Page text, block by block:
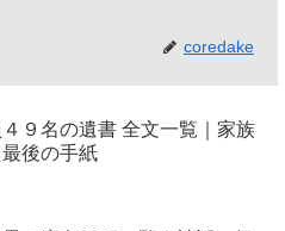
coredake
９名の遺書 全文一覧｜家族
後の手紙